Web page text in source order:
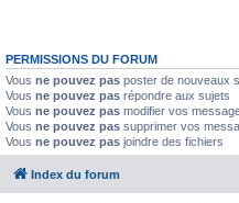
PERMISSIONS DU FORUM
Vous ne pouvez pas poster de nouveaux
Vous ne pouvez pas répondre aux sujets
Vous ne pouvez pas modifier vos
Vous ne pouvez pas supprimer vos
Vous ne pouvez pas joindre des fichiers
Index du forum